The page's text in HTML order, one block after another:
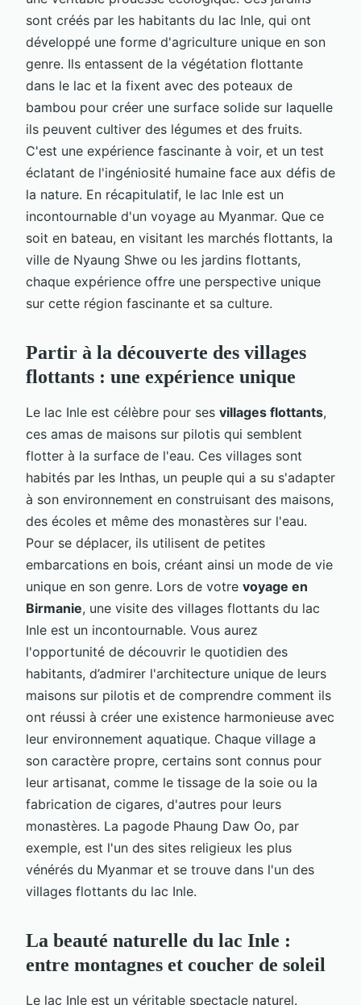
sont créés par les habitants du lac Inle, qui ont
développé une forme d'agriculture unique en son
genre. Ils entassent de la végétation flottante
dans le lac et la fixent avec des poteaux de
bambou pour créer une surface solide sur laquelle
ils peuvent cultiver des légumes et des fruits.
C'est une expérience fascinante à voir, et un test
éclatant de l'ingéniosité humaine face aux défis de
la nature. En récapitulatif, le lac Inle est un
incontournable d'un voyage au Myanmar. Que ce
soit en bateau, en visitant les marchés flottants, la
ville de Nyaung Shwe ou les jardins flottants,
chaque expérience offre une perspective unique
sur cette région fascinante et sa culture.
Partir à la découverte des villages
flottants : une expérience unique
Le lac Inle est célèbre pour ses villages flottants,
ces amas de maisons sur pilotis qui semblent
flotter à la surface de l'eau. Ces villages sont
habités par les Inthas, un peuple qui a su s'adapter
à son environnement en construisant des maisons,
des écoles et même des monastères sur l'eau.
Pour se déplacer, ils utilisent de petites
embarcations en bois, créant ainsi un mode de vie
unique en son genre. Lors de votre voyage en
Birmanie, une visite des villages flottants du lac
Inle est un incontournable. Vous aurez
l'opportunité de découvrir le quotidien des
habitants, d’admirer l'architecture unique de leurs
maisons sur pilotis et de comprendre comment ils
ont réussi à créer une existence harmonieuse avec
leur environnement aquatique. Chaque village a
son caractère propre, certains sont connus pour
leur artisanat, comme le tissage de la soie ou la
fabrication de cigares, d'autres pour leurs
monastères. La pagode Phaung Daw Oo, par
exemple, est l'un des sites religieux les plus
vénérés du Myanmar et se trouve dans l'un des
villages flottants du lac Inle.
La beauté naturelle du lac Inle :
entre montagnes et coucher de soleil
Le lac Inle est un véritable spectacle naturel.